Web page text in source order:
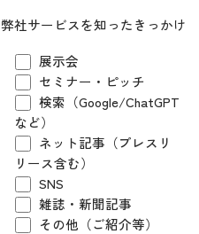
弊社サービスを知ったきっかけ
展示会
セミナー・ピッチ
検索（Google/ChatGPT
など）
ネット記事（プレスリ
リース含む）
SNS
雑誌・新聞記事
その他（ご紹介等）